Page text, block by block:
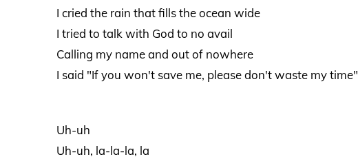
I cried the rain that fills the ocean wide
I tried to talk with God to no avail
Calling my name and out of nowhere
I said "If you won't save me, please don't waste my time"
Uh-uh
Uh-uh, la-la-la, la